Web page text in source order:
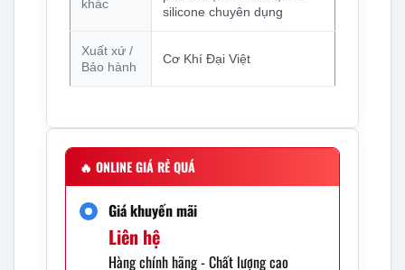
khác
silicone chuyên dụng
Xuất xứ /
Bảo hành
Cơ Khí Đại Việt
🔥 ONLINE GIÁ RẺ QUÁ
Giá khuyến mãi
Liên hệ
Hàng chính hãng - Chất lượng cao